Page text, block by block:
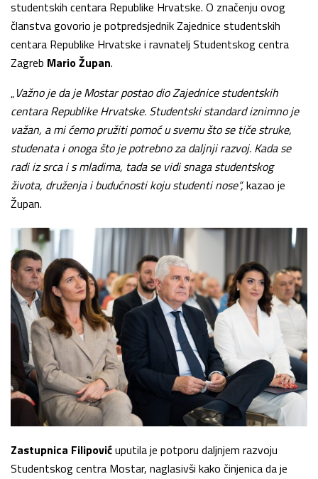
studentskih centara Republike Hrvatske. O značenju ovog
članstva govorio je potpredsjednik Zajednice studentskih
centara Republike Hrvatske i ravnatelj Studentskog centra
Zagreb Mario Župan.
„Važno je da je Mostar postao dio Zajednice studentskih
centara Republike Hrvatske. Studentski standard iznimno je
važan, a mi ćemo pružiti pomoć u svemu što se tiče struke,
studenata i onoga što je potrebno za daljnji razvoj. Kada se
radi iz srca i s mladima, tada se vidi snaga studentskog
života, druženja i budućnosti koju studenti nose“,kazao je
Župan.
Zastupnica Filipovićuputila je potporu daljnjem razvoju
Studentskog centra Mostar, naglasivši kako činjenica da je